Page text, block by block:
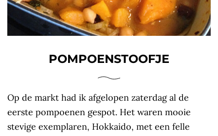
POMPOENSTOOFJE
Op de markt had ik afgelopen zaterdag al de
eerste pompoenen gespot. Het waren mooie
stevige exemplaren, Hokkaido, met een felle